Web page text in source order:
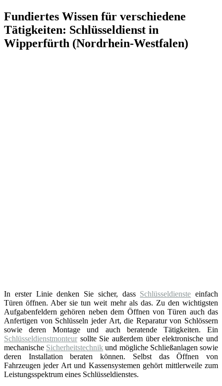
Fundiertes Wissen für verschiedene
Tätigkeiten: Schlüsseldienst in
Wipperfürth (Nordrhein-Westfalen)
In erster Linie denken Sie sicher, dass Schlüsseldienste einfach
Türen öffnen. Aber sie tun weit mehr als das. Zu den wichtigsten
Aufgabenfeldern gehören neben dem Öffnen von Türen auch das
Anfertigen von Schlüsseln jeder Art, die Reparatur von Schlössern
sowie deren Montage und auch beratende Tätigkeiten. Ein
Schlüsseldienstmonteur sollte Sie außerdem über elektronische und
mechanische Sicherheitstechnik und mögliche Schließanlagen sowie
deren Installation beraten können. Selbst das Öffnen von
Fahrzeugen jeder Art und Kassensystemen gehört mittlerweile zum
Leistungsspektrum eines Schlüsseldienstes.